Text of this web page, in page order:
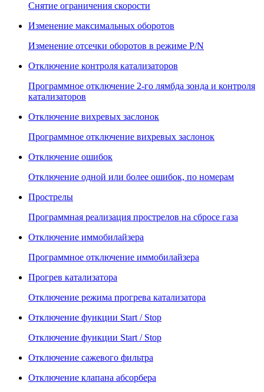
Снятие ограничения скорости
Изменение максимальных оборотов
Изменение отсечки оборотов в режиме P/N
Отключение контроля катализаторов
Программное отключение 2-го лямбда зонда и контроля
катализаторов
Отключение вихревых заслонок
Программное отключение вихревых заслонок
Отключение ошибок
Отключение одной или более ошибок, по номерам
Прострелы
Программная реализация прострелов на сбросе газа
Отключение иммобилайзера
Программное отключение иммобилайзера
Прогрев катализатора
Отключение режима прогрева катализатора
Отключение функции Start / Stop
Отключение функции Start / Stop
Отключение сажевого фильтра
Отключение клапана абсорбера